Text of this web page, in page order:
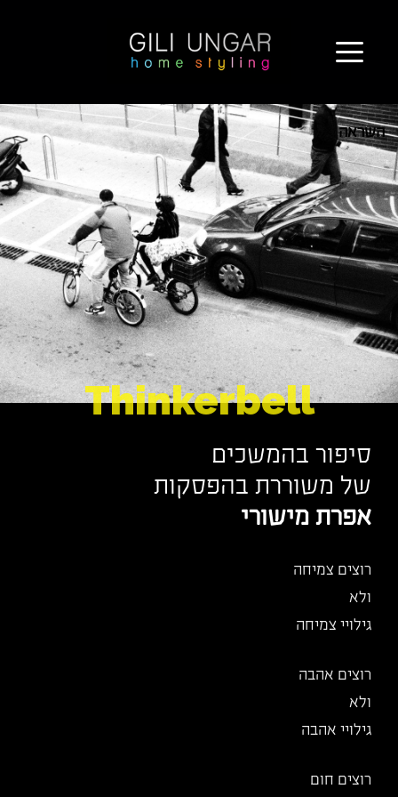
השראה
Thinkerbell
סיפור בהמשכים
של משוררת בהפסקות
אפרת מישורי
רוצים צמיחה
ולא
גילויי צמיחה
רוצים אהבה
ולא
גילויי אהבה
רוצים חום